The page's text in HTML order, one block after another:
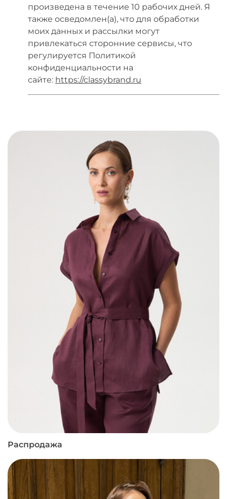
произведена в течение 10 рабочих дней. Я
также осведомлен(а), что для обработки
моих данных и рассылки могут
привлекаться сторонние сервисы, что
регулируется Политикой
конфиденциальности на
сайте: https://classybrand.ru
Распродажа